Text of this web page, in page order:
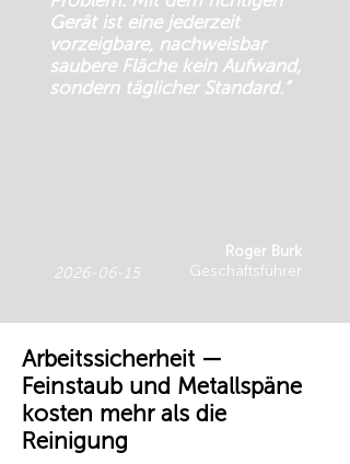
Gerät ist eine jederzeit
vorzeigbare, nachweisbar
saubere Fläche kein Aufwand,
sondern täglicher Standard.“
2026-06-15
Roger Burk
Geschäftsführer
Arbeitssicherheit —
Feinstaub und Metallspäne
kosten mehr als die
Reinigung